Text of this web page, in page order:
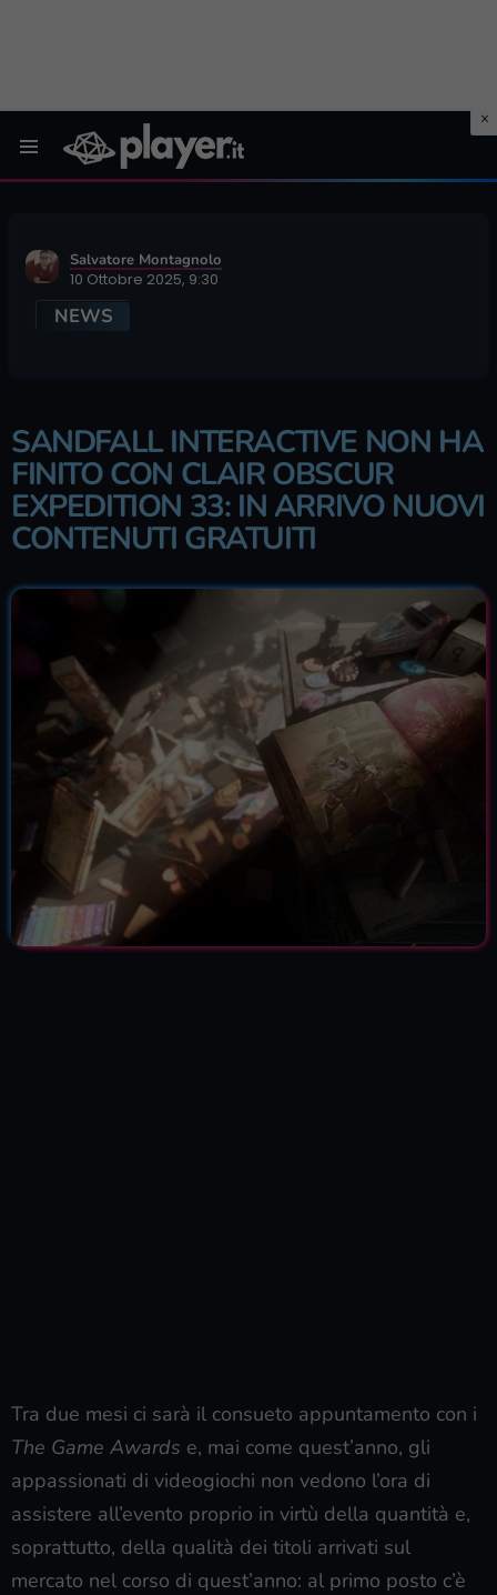
Salvatore Montagnolo
10 Ottobre 2025, 9:30
NEWS
SANDFALL INTERACTIVE NON HA
FINITO CON CLAIR OBSCUR
EXPEDITION 33: IN ARRIVO NUOVI
CONTENUTI GRATUITI
Tra due mesi ci sarà il consueto appuntamento con i
The Game Awards e, mai come quest’anno, gli
appassionati di videogiochi non vedono l’ora di
assistere all’evento proprio in virtù della quantità e,
soprattutto, della qualità dei titoli arrivati sul
mercato nel corso di quest’anno: al primo posto c’è